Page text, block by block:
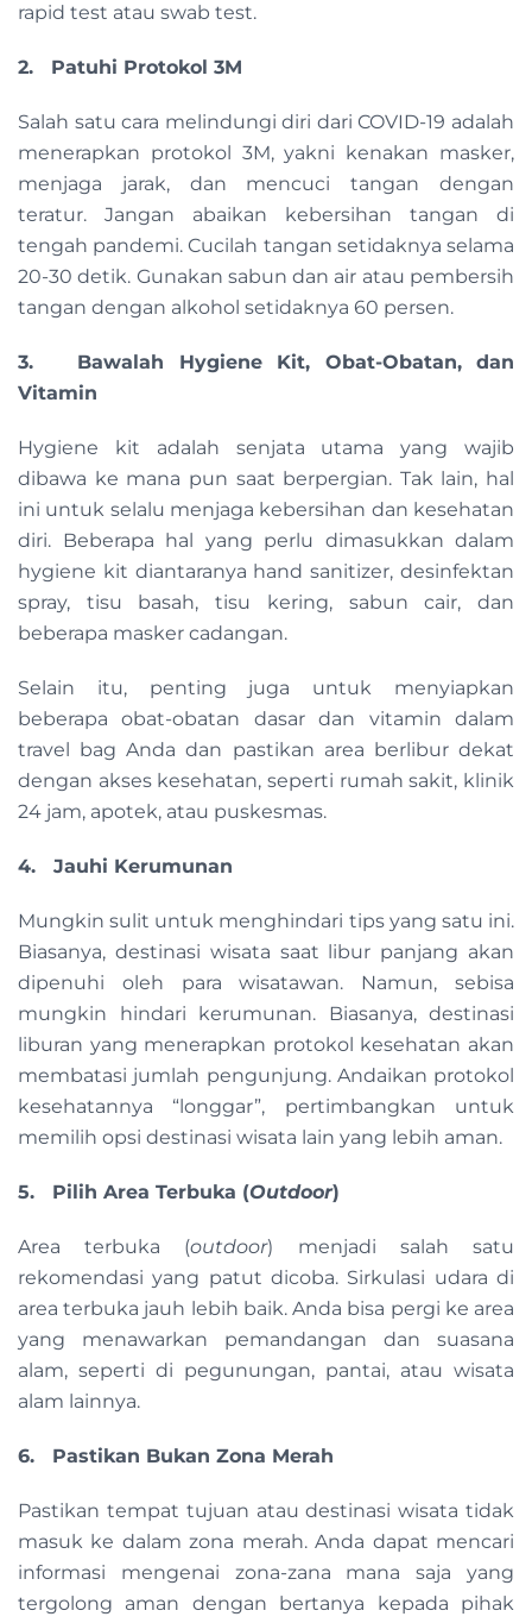
rapid test atau swab test.
2. Patuhi Protokol 3M
Salah satu cara melindungi diri dari COVID-19 adalah
menerapkan protokol 3M, yakni kenakan masker,
menjaga jarak, dan mencuci tangan dengan
teratur. Jangan abaikan kebersihan tangan di
tengah pandemi. Cucilah tangan setidaknya selama
20-30 detik. Gunakan sabun dan air atau pembersih
tangan dengan alkohol setidaknya 60 persen.
3. Bawalah Hygiene Kit, Obat-Obatan, dan
Vitamin
Hygiene kit adalah senjata utama yang wajib
dibawa ke mana pun saat berpergian. Tak lain, hal
ini untuk selalu menjaga kebersihan dan kesehatan
diri. Beberapa hal yang perlu dimasukkan dalam
hygiene kit diantaranya hand sanitizer, desinfektan
spray, tisu basah, tisu kering, sabun cair, dan
beberapa masker cadangan.
Selain itu, penting juga untuk menyiapkan
beberapa obat-obatan dasar dan vitamin dalam
travel bag Anda dan pastikan area berlibur dekat
dengan akses kesehatan, seperti rumah sakit, klinik
24 jam, apotek, atau puskesmas.
4. Jauhi Kerumunan
Mungkin sulit untuk menghindari tips yang satu ini.
Biasanya, destinasi wisata saat libur panjang akan
dipenuhi oleh para wisatawan. Namun, sebisa
mungkin hindari kerumunan. Biasanya, destinasi
liburan yang menerapkan protokol kesehatan akan
membatasi jumlah pengunjung. Andaikan protokol
kesehatannya “longgar”, pertimbangkan untuk
memilih opsi destinasi wisata lain yang lebih aman.
5. Pilih Area Terbuka (Outdoor)
Area terbuka (outdoor) menjadi salah satu
rekomendasi yang patut dicoba. Sirkulasi udara di
area terbuka jauh lebih baik. Anda bisa pergi ke area
yang menawarkan pemandangan dan suasana
alam, seperti di pegunungan, pantai, atau wisata
alam lainnya.
6. Pastikan Bukan Zona Merah
Pastikan tempat tujuan atau destinasi wisata tidak
masuk ke dalam zona merah. Anda dapat mencari
informasi mengenai zona-zana mana saja yang
tergolong aman dengan bertanya kepada pihak